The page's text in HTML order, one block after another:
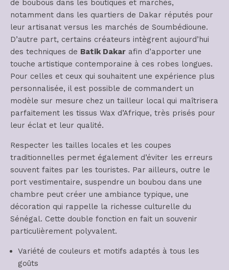
de boubous dans les boutiques et marchés,
notamment dans les quartiers de Dakar réputés pour
leur artisanat versus les marchés de Soumbédioune.
D’autre part, certains créateurs intègrent aujourd’hui
des techniques de Batik Dakar afin d’apporter une
touche artistique contemporaine à ces robes longues.
Pour celles et ceux qui souhaitent une expérience plus
personnalisée, il est possible de commandert un
modèle sur mesure chez un tailleur local qui maîtrisera
parfaitement les tissus Wax d’Afrique, très prisés pour
leur éclat et leur qualité.
Respecter les tailles locales et les coupes
traditionnelles permet également d’éviter les erreurs
souvent faites par les touristes. Par ailleurs, outre le
port vestimentaire, suspendre un boubou dans une
chambre peut créer une ambiance typique, une
décoration qui rappelle la richesse culturelle du
Sénégal. Cette double fonction en fait un souvenir
particulièrement polyvalent.
Variété de couleurs et motifs adaptés à tous les
goûts